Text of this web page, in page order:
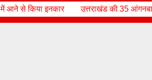
की 35 आंगनबाड़ी कार्यकर्ताओं को मिलेगा